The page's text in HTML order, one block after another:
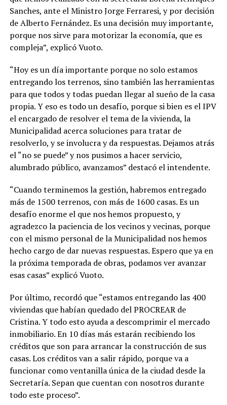
Sanches, ante el Ministro Jorge Ferraresi, y por decisión
de Alberto Fernández. Es una decisión muy importante,
porque nos sirve para motorizar la economía, que es
compleja”, explicó Vuoto.
“Hoy es un día importante porque no solo estamos
entregando los terrenos, sino también las herramientas
para que todos y todas puedan llegar al sueño de la casa
propia. Y eso es todo un desafío, porque si bien es el IPV
el encargado de resolver el tema de la vivienda, la
Municipalidad acerca soluciones para tratar de
resolverlo, y se involucra y da respuestas. Dejamos atrás
el “no se puede” y nos pusimos a hacer servicio,
alumbrado público, avanzamos” destacó el intendente.
“Cuando terminemos la gestión, habremos entregado
más de 1500 terrenos, con más de 1600 casas. Es un
desafío enorme el que nos hemos propuesto, y
agradezco la paciencia de los vecinos y vecinas, porque
con el mismo personal de la Municipalidad nos hemos
hecho cargo de dar nuevas respuestas. Espero que ya en
la próxima temporada de obras, podamos ver avanzar
esas casas” explicó Vuoto.
Por último, recordó que “estamos entregando las 400
viviendas que habían quedado del PROCREAR de
Cristina. Y todo esto ayuda a descomprimir el mercado
inmobiliario. En 10 días más estarán recibiendo los
créditos que son para arrancar la construcción de sus
casas. Los créditos van a salir rápido, porque va a
funcionar como ventanilla única de la ciudad desde la
Secretaría. Sepan que cuentan con nosotros durante
todo este proceso”.